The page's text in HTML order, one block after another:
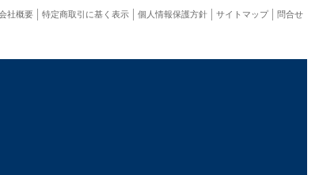
問合せ
サイトマップ
個人情報保護方針
特定商取引に基く表示
社概要